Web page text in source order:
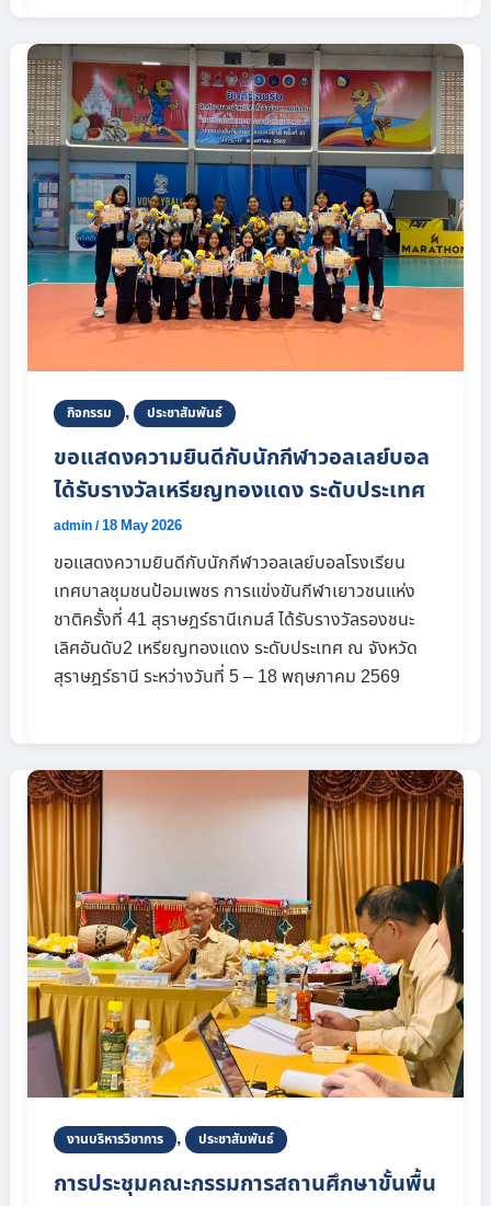
กิจกรรม , ประชาสัมพันธ์
ขอแสดงความยินดีกับนักกีฬาวอลเลย์บอล
ได้รับรางวัลเหรียญทองแดง ระดับประเทศ
admin/18 May 2026
ขอแสดงความยินดีกับนักกีฬาวอลเลย์บอลโรงเรียน
เทศบาลชุมชนป้อมเพชร การแข่งขันกีฬาเยาวชนแห่ง
ชาติครั้งที่ 41 สุราษฎร์ธานีเกมส์ ได้รับรางวัลรองชนะ
เลิศอันดับ2 เหรียญทองแดง ระดับประเทศ ณ จังหวัด
สุราษฎร์ธานี ระหว่างวันที่ 5 – 18 พฤษภาคม 2569
งานบริหารวิชาการ , ประชาสัมพันธ์
การประชุมคณะกรรมการสถานศึกษาขั้นพื้น